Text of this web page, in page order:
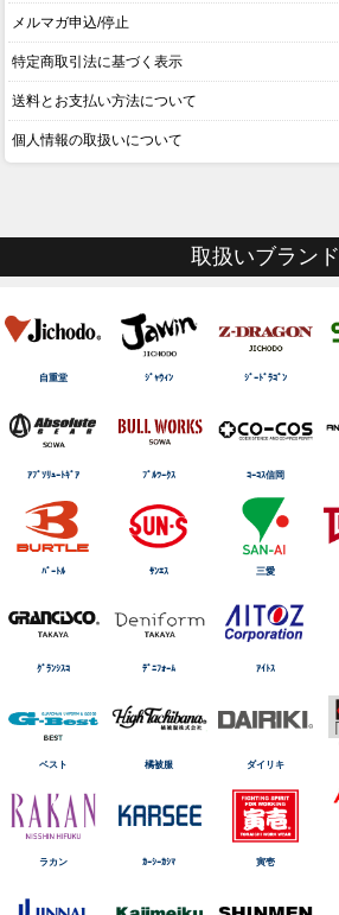
メルマガ申込/停止
特定商取引法に基づく表示
送料とお支払い方法について
個人情報の取扱いについて
取扱いブランド
自重堂 ｼﾞｬｳｨﾝ ｼﾞｰﾄﾞﾗｺﾞﾝ
ｱﾌﾞｿﾘｭｰﾄｷﾞｱ ﾌﾞﾙﾜｰｸｽ ｺｰｺｽ信岡
ﾊﾞｰﾄﾙ ｻﾝｴｽ 三愛
ｸﾞﾗﾝｼｽｺ ﾃﾞﾆﾌｫｰﾑ ｱｲﾄｽ
ベスト 橘被服 ダイリキ
ラカン ｶｰｼｰｶｼﾏ 寅壱